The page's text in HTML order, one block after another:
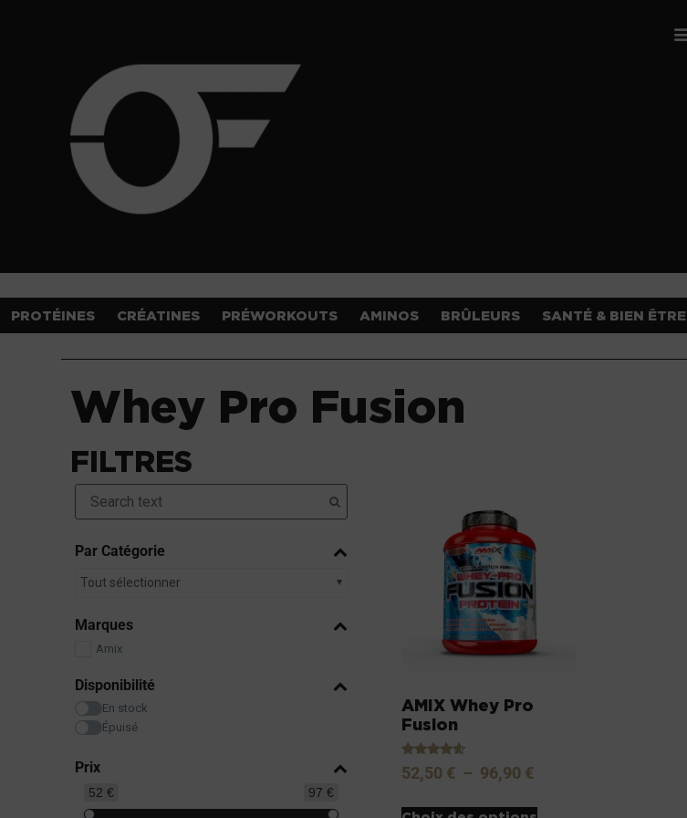
PROTÉINES CRÉATINES PRÉWORKOUTS AMINOS BRÛLEURS SANTÉ & BIEN ÊTRE
Whey Pro Fusion
FILTRES
Par Catégorie
Tout sélectionner
Marques
Amix
Disponibilité
En stock
Épuisé
Prix
52 € 97 €
AMIX Whey Pro
Fusion
Note
4.40
52,50 € – 96,90 €